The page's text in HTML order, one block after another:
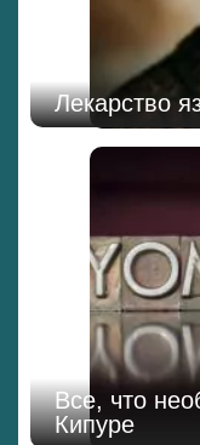
Лекарство
Все, что
Кипуре